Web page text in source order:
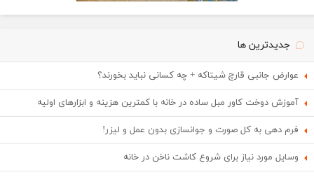
جدیدترین ها
عوارض جانبی قارچ شیتاکه + چه کسانی نباید بخورند؟
آموزش دوخت کاور مبل ساده در خانه با کمترین هزینه و ابزارهای اولیه
فرم دهی به کل صورت و جوانسازی بدون عمل و لیزر!
وسایل مورد نیاز برای شروع کاشت ناخن در خانه